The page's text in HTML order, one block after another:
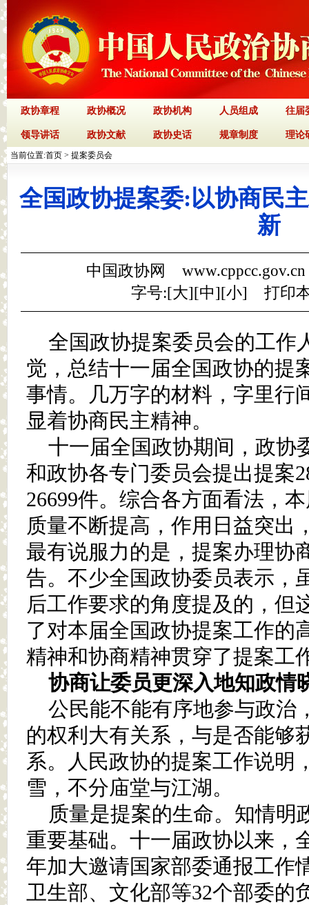
政协章程 政协概况 政协机构 人员组成 往届
领导讲话 政协文献 政协史话 规章制度 理论
当前位置:首页 > 提案委员会
全国政协提案委:以协商民
新
中国政协网
字号:[大][中][小] 打印
全国政协提案委员会的工作
觉，总结十一届全国政协的提
事情。几万字的材料，字里行
显着协商民主精神。
十一届全国政协期间，政协
和政协各专门委员会提出提案
26699件。综合各方面看法，
质量不断提高，作用日益突出
最有说服力的是，提案办理协
告。不少全国政协委员表示，
后工作要求的角度提及的，但
了对本届全国政协提案工作的
精神和协商精神贯穿了提案工
协商让委员更深入地知政情
公民能不能有序地参与政治
的权利大有关系，与是否能够
系。人民政协的提案工作说明
雪，不分庙堂与江湖。
质量是提案的生命。知情明
重要基础。十一届政协以来，
年加大邀请国家部委通报工作
卫生部、文化部等32个部委的